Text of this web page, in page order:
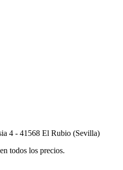
4 - 41568 El Rubio (Sevilla)
todos los precios.